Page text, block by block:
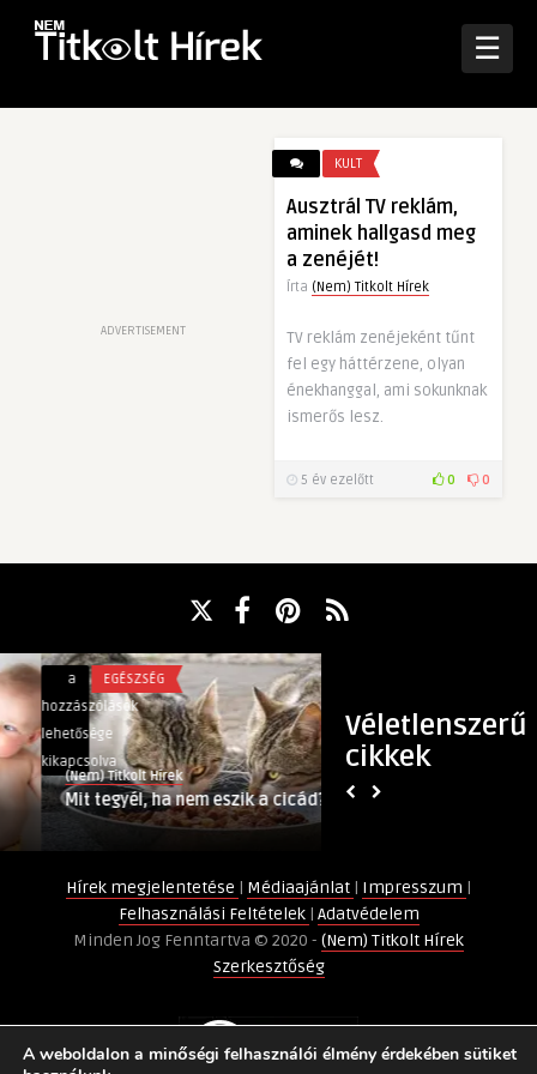
☰
ADVERTISEMENT
KULT
Ausztrál TV reklám,
aminek hallgasd meg
a zenéjét!
Írta (Nem) Titkolt Hírek
TV reklám zenéjeként tűnt
fel egy háttérzene, olyan
énekhanggal, ami sokunknak
ismerős lesz.
5 év ezelőtt 0 0
Véletlenszerű
cikkek
tegyél,
ha
nem
eszik
a
hozzászólások
lehetősége
kikapcsolva
EGÉSZSÉG
(Nem) Titkolt Hírek
Mit tegyél, ha nem eszik a cicád?
bejegyzéshez
lehetősége
kikapcsolva
Hírek megjelentetése | Médiaajánlat | Impresszum |
Felhasználási Feltételek | Adatvédelem
Minden Jog Fenntartva © 2020 - (Nem) Titkolt Hírek
Szerkesztőség
A weboldalon a minőségi felhasználói élmény érdekében sütiket